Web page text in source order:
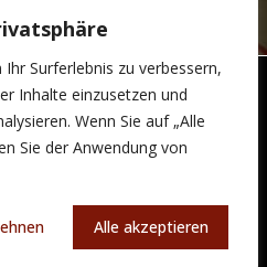
Surferlebnis zu verbessern,
Inhalte einzusetzen und
Wenn Sie auf „Alle
Sie der Anwendung von
Alle akzeptieren
Alle Rechte vorbehalten!
von: